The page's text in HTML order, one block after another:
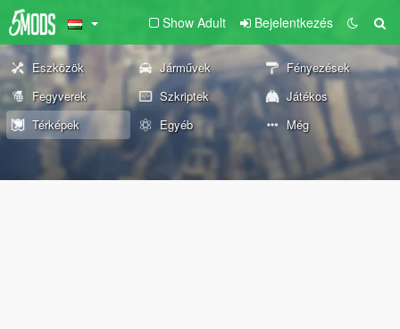
Show Adult Bejelentkezés
Eszközök Járművek
Fényezések
Fegyverek
Szkriptek
Játékos
Térképek
Egyéb Még